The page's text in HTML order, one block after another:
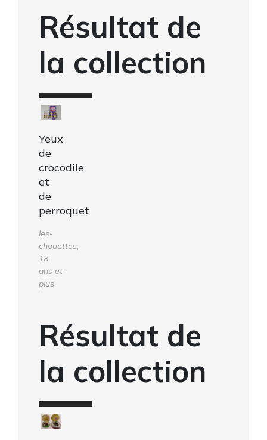
Résultat de
la collection
Yeux
de
crocodile
et
de
perroquet
les-
chouettes,
18
ans et
plus
Résultat de
la collection